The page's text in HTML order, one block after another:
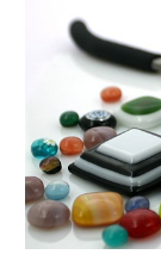
kralenchaos
je
hobbykamer
op?